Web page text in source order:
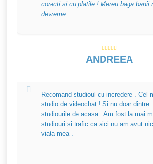
corecti si cu platile ! Mereu baga banii
devreme.
ANDREEA
Recomand studioul cu incredere . Cel
studio de videochat ! Si nu doar dintre
studiourile de acasa . Am fost la mai
studiouri si trafic ca aici nu am avut
viata mea .